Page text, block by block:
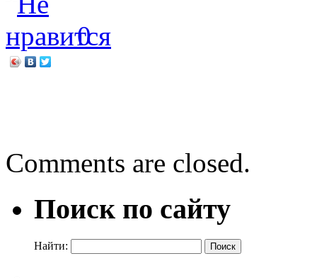
0
Comments are closed.
Поиск по сайту
Найти: